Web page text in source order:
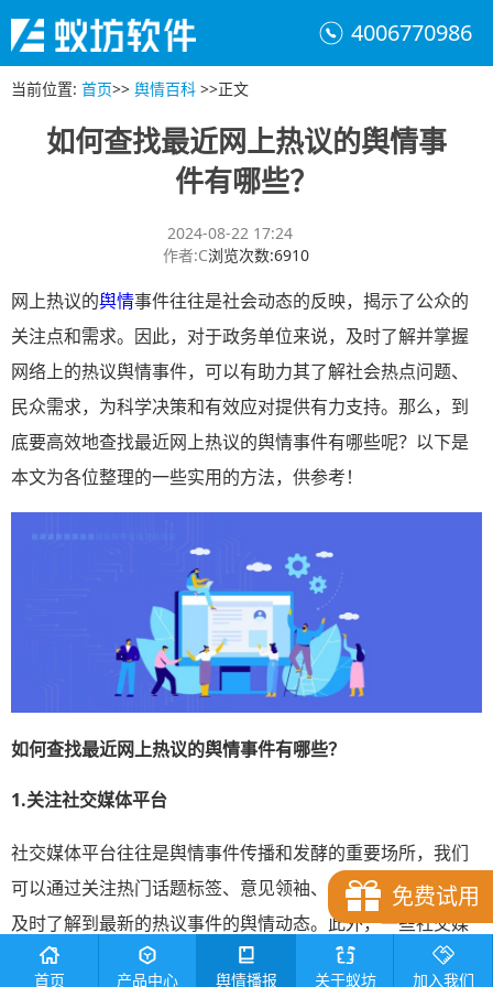
4006770986
当前位置: 首页>> 舆情百科 >>正文
如何查找最近网上热议的舆情事
件有哪些？
2024-08-22 17:24
作者:C浏览次数:6910
网上热议的舆情事件往往是社会动态的反映，揭示了公众的
关注点和需求。因此，对于政务单位来说，及时了解并掌握
网络上的热议舆情事件，可以有助力其了解社会热点问题、
民众需求，为科学决策和有效应对提供有力支持。那么，到
底要高效地查找最近网上热议的舆情事件有哪些呢？以下是
本文为各位整理的一些实用的方法，供参考！
如何查找最近网上热议的舆情事件有哪些？
1.关注社交媒体平台
社交媒体平台往往是舆情事件传播和发酵的重要场所，我们
可以通过关注热门话题标签、意见领袖、媒体账号等方式，
及时了解到最新的热议事件的舆情动态。此外，一些社交媒
体平台还提供了趋势分析功能，可以直观地展示某一话题或
免费试用
首页 产品中心 舆情播报 关于蚁坊 加入我们